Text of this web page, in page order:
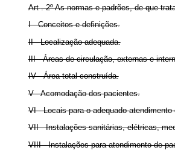
Art. 2º As normas e padrões, de que
I - Conceitos e definições.
II - Localização adequada.
III - Áreas de circulação, externas e
IV - Área total construída.
V - Acomodação dos pacientes.
VI - Locais para o adequado
VII - Instalações sanitárias, elétricas,
VIII - Instalações para atendimento de